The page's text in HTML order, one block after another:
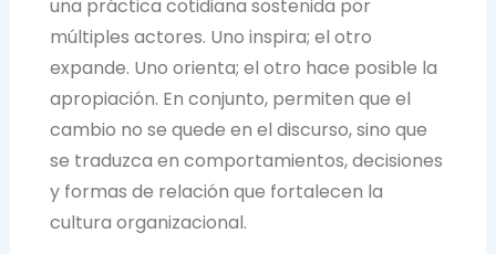
una práctica cotidiana sostenida por
múltiples actores. Uno inspira; el otro
expande. Uno orienta; el otro hace posible la
apropiación. En conjunto, permiten que el
cambio no se quede en el discurso, sino que
se traduzca en comportamientos, decisiones
y formas de relación que fortalecen la
cultura organizacional.